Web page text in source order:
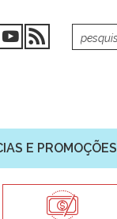
E PROMOÇÕES